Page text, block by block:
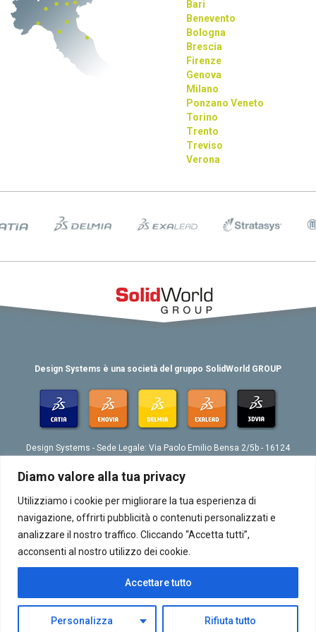
Diamo valore alla tua privacy
Utilizziamo i cookie per migliorare la tua esperienza di
navigazione, offrirti pubblicità o contenuti personalizzati e
analizzare il nostro traffico. Cliccando “Accetta tutti”,
acconsenti al nostro utilizzo dei cookie.
Personalizza Rifiuta tutto
Accettare tutto
Bari
Benevento
Bologna
Brescia
Firenze
Genova
Milano
Ponzano Veneto
Torino
Trento
Treviso
Verona
Design Systems è una società del gruppo SolidWorld GROUP
Design Systems - Sede Legale: Via Paolo Emilio Bensa 2/5b - 16124
Tel. 039 010 4074802 - Fax 039 010 4073276 - Email:
info@designsystemsplm.it
P. IVA 01566570998
Contatti| GDPR|
Copyright 2015 © Design Systems. All rights reserved.